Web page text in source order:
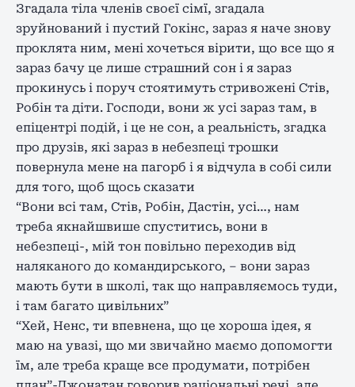
Згадала тіла членів своєї сімї, згадала
зруйнований і пустий Гокінс, зараз я наче знову
проклята ним, мені хочеться вірити, що все що я
зараз бачу це лише страшний сон і я зараз
прокинусь і поруч стоятимуть стривожені Стів,
Робін та діти. Господи, вони ж усі зараз там, в
епіцентрі подій, і це не сон, а реальність, згадка
про друзів, які зараз в небезпеці трошки
повернула мене на пагорб і я відчула в собі сили
для того, щоб щось сказати
“Вони всі там, Стів, Робін, Дастін, усі…, нам
треба якнайшвише спуститись, вони в
небезпеці-, мій тон повільно переходив від
наляканого до командирського, – вони зараз
мають бути в школі, так що направляємось туди,
і там багато цивільних”
“Хей, Ненс, ти впевнена, що це хороша ідея, я
маю на увазі, що ми звичайно маємо допомогти
їм, але треба краще все продумати, потрібен